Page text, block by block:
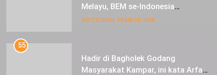
Melayu, BEM se-Indonesia
Berkunjung ke Kabupaten Siak
INFOTORIAL PEMKAB SIAK
55
Hadir di Bagholek Godang
Masyarakat Kampar, ini kata Arfan